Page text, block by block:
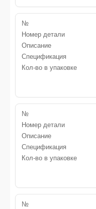
№
Номер детали
Описание
Спецификация
Кол-во в упаковке
№
Номер детали
Описание
Спецификация
Кол-во в упаковке
№